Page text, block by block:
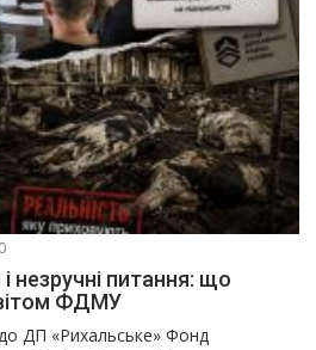
0
незручні питання: що
ФДМУ
ДП «Рихальське» Фонд